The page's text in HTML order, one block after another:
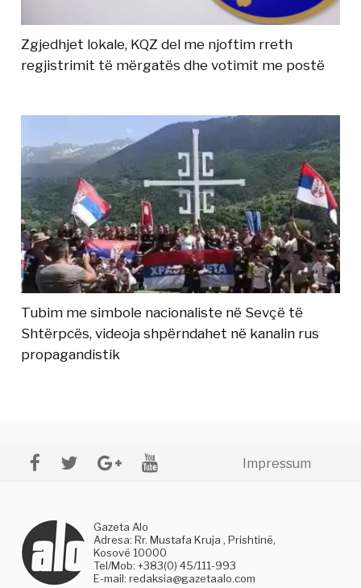
Zgjedhjet lokale, KQZ del me njoftim rreth
regjistrimit të mërgatës dhe votimit me postë
Tubim me simbole nacionaliste në Sevçë të
Shtërpcës, videoja shpërndahet në kanalin rus
propagandistik
Impressum
Gazeta Alo
Adresa: Rr. Mustafa Kruja , Prishtinë,
Kosovë 10000
Tel/Mob: +383(0) 45/111-993
E-mail:redaksia@gazetaalo.com